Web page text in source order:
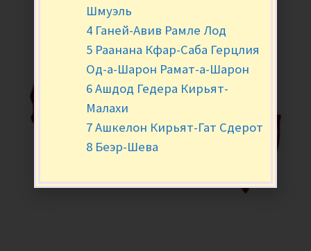
Шмуэль
4 Ганей-Авив Рамле Лод
5 Раанана Кфар-Саба Герцлия
Од-а-Шарон Рамат-а-Шарон
6 Ашдод Гедера Кирьят-
Малахи
7 Ашкелон Кирьят-Гат Сдерот
8 Беэр-Шева